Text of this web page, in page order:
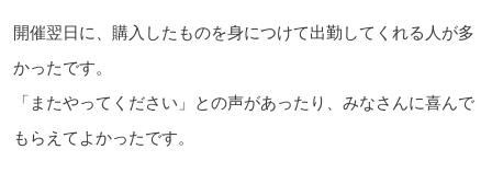
開催翌日に、購入したものを身につけて出勤してくれる人が多
かったです。
「またやってください」との声があったり、みなさんに喜んで
もらえてよかったです。